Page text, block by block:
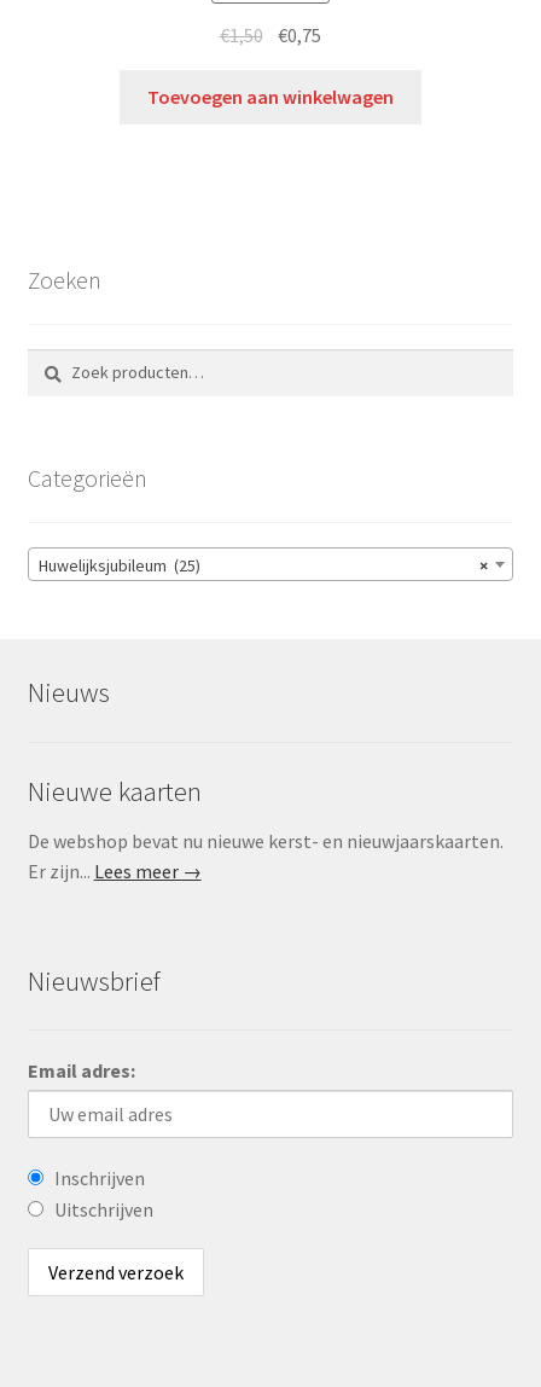
€1,50 €0,75
Toevoegen aan winkelwagen
Zoeken
Zoeken
naar:
Zoeken
Categorieën
×
Huwelijksjubileum (25)
Nieuws
Nieuwe kaarten
De webshop bevat nu nieuwe kerst- en nieuwjaarskaarten.
Er zijn... Lees meer →
Nieuwsbrief
Email adres:
Inschrijven
Uitschrijven